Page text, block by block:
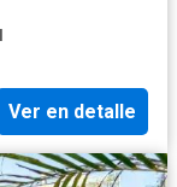
Ver en detalle